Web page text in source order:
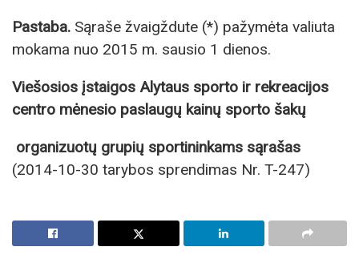
Pastaba. Sąraše žvaigždute (*) pažymėta valiuta
mokama nuo 2015 m. sausio 1 dienos.
Viešosios įstaigos Alytaus sporto ir rekreacijos
centro mėnesio paslaugų kainų sporto šakų
organizuotų grupių sportininkams sąrašas
(2014-10-30 tarybos sprendimas Nr. T-247)